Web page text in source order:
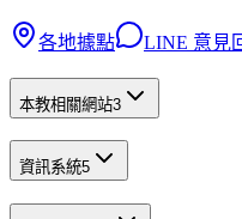
各地據點 LINE 意見
本教相關網站3
資訊系統5